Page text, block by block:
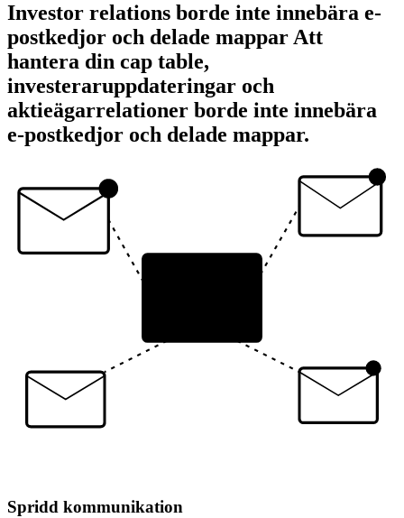
Investor relations borde inte innebära e-
postkedjor och delade mappar Att
hantera din cap table,
investeraruppdateringar och
aktieägarrelationer borde inte innebära
e-postkedjor och delade mappar.
Spridd kommunikation